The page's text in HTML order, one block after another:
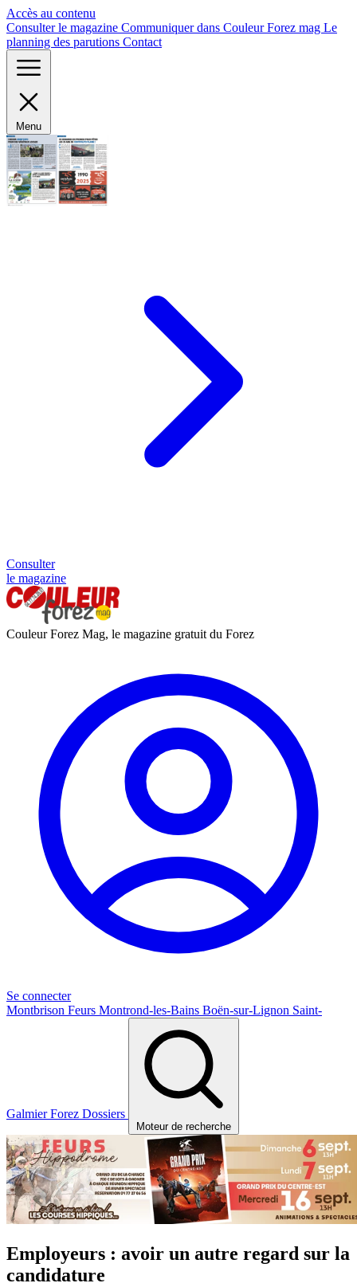
Accès au contenu
Consulter le magazine Communiquer dans Couleur Forez mag Le
planning des parutions Contact
Menu
Consulter
le magazine
Couleur Forez Mag, le magazine gratuit du Forez
Se connecter
Montbrison Feurs Montrond-les-Bains Boën-sur-Lignon Saint-
GalmierForez Dossiers
Moteur de recherche
Employeurs : avoir un autre regard sur la
candidature
Panneau de gestion des cookies